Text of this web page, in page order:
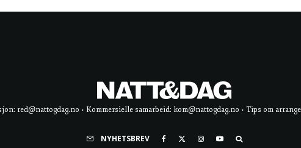
red@nattogdag.no • Kommersielle samarbeid: kom@nattogdag.no • Tips om
NYHETSBREV